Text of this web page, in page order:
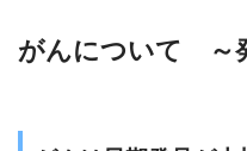
がんについて ～